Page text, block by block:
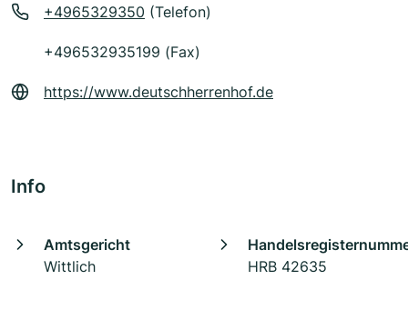
+4965329350 (Telefon)
+496532935199 (Fax)
https://www.deutschherrenhof.de
Info
Amtsgericht
Wittlich
HRB 42635